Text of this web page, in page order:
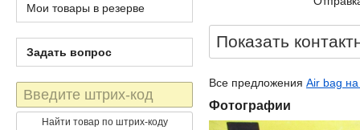
Показать
Все предложения Air bag
Фотографии
Мои товары в резерве
Задать вопрос
Штрих-
код
Найти товар по штрих-коду